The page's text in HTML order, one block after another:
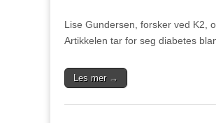
Lise Gundersen, forsker ved K2,
Artikkelen tar for seg diabetes
Les mer →